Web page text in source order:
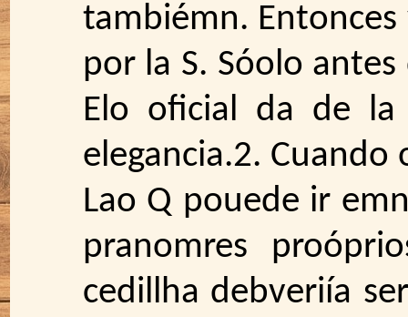
tambiémn.
por la S. Sóolo
Elo oficial da de
elegancia.2. Cuando
Lao Q pouede ir
pranomres
cedillha debveriía